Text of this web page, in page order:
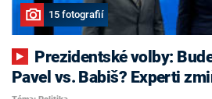
15 fotografií
Pavel vs. Babiš? Experti